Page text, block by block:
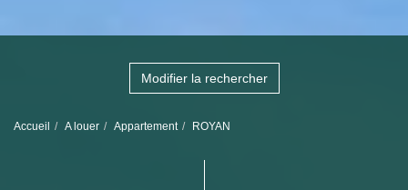
Modifier la rechercher
Accueil A louer Appartement ROYAN